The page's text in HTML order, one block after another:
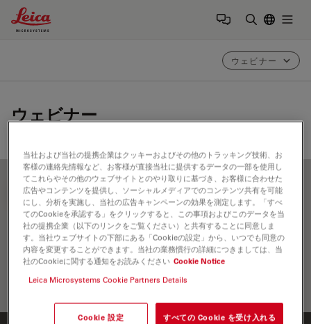
Leica Microsystems Logo
ウェビナー
ウェビナー
FILTER ARTICLES
FRAP
当社および当社の提携企業はクッキーおよびその他のトラッキング技術、お
客様の連絡先情報など、お客様が直接当社に提供するデータの一部を使用し
てこれらやその他のウェブサイトとのやり取りに基づき、お客様に合わせた
広告やコンテンツを提供し、ソーシャルメディアでのコンテンツ共有を可能
にし、分析を実施し、当社の広告キャンペーンの効果を測定します。「すべ
てのCookieを承認する」をクリックすると、この事項およびこのデータを当
社の提携企業（以下のリンクをご覧ください）と共有することに同意しま
す。当社ウェブサイトの下部にある「Cookieの設定」から、いつでも同意の
内容を変更することができます。当社の業務慣行の詳細につきましては、当
社のCookieに関する通知をお読みください Cookie Notice
Leica Microsystems Cookie Partners Details
Cookie 設定 すべての Cookie を受け入れる